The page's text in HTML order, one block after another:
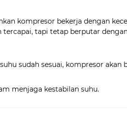
kompresor bekerja dengan
tapi tetap berputar
sudah sesuai, kompresor akan
menjaga kestabilan suhu.